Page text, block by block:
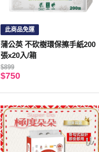
此商品免運
蒲公英 不砍樹環保擦手紙200
張x20入/箱
$899
$750